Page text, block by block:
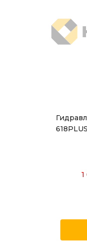
618PLUS